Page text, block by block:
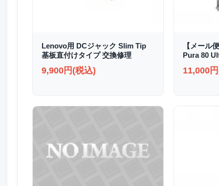
Lenovo用 DCジャック Slim Tip
基板直付けタイプ 交換修理
9,900円(税込)
【メール
Pura 80
11,000